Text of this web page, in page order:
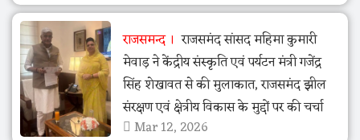
राजसमन्द
राजसमंद सांसद महिमा कुमारी
मेवाड़ ने केंद्रीय संस्कृति एवं पर्यटन मंत्री गजेंद्र
सिंह शेखावत से की मुलाकात, राजसमंद झील
संरक्षण एवं क्षेत्रीय विकास के मुद्दों पर की चर्चा
Mar 12, 2026